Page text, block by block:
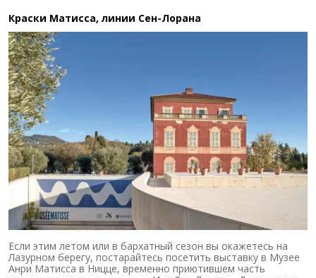
Краски Матисса, линии Сен-Лорана
Если этим летом или в бархатный сезон вы окажетесь на
Лазурном берегу, постарайтесь посетить выставку в Музее
Анри Матисса в Ницце, временно приютившем часть